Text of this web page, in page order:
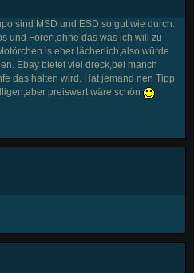
sind MSD und ESD so gut wie durch.
und Foren,ohne das was ich will zu
is eher lächerlich,also würde
Ebay bietet viel dreck,bei manch
das halten wird. Hat jemand nen Tipp
preiswert wäre schön